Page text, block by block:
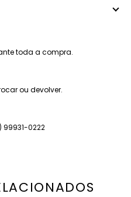
Dias.
toda a compra.
ou devolver.
0222